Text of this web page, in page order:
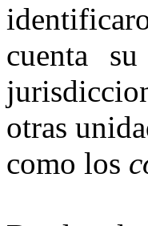
cuenta
otras
como los